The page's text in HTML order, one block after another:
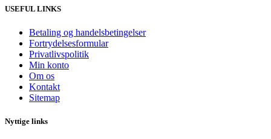
USEFUL LINKS
Betaling og handelsbetingelser
Fortrydelsesformular
Privatlivspolitik
Min konto
Om os
Kontakt
Sitemap
Nyttige links